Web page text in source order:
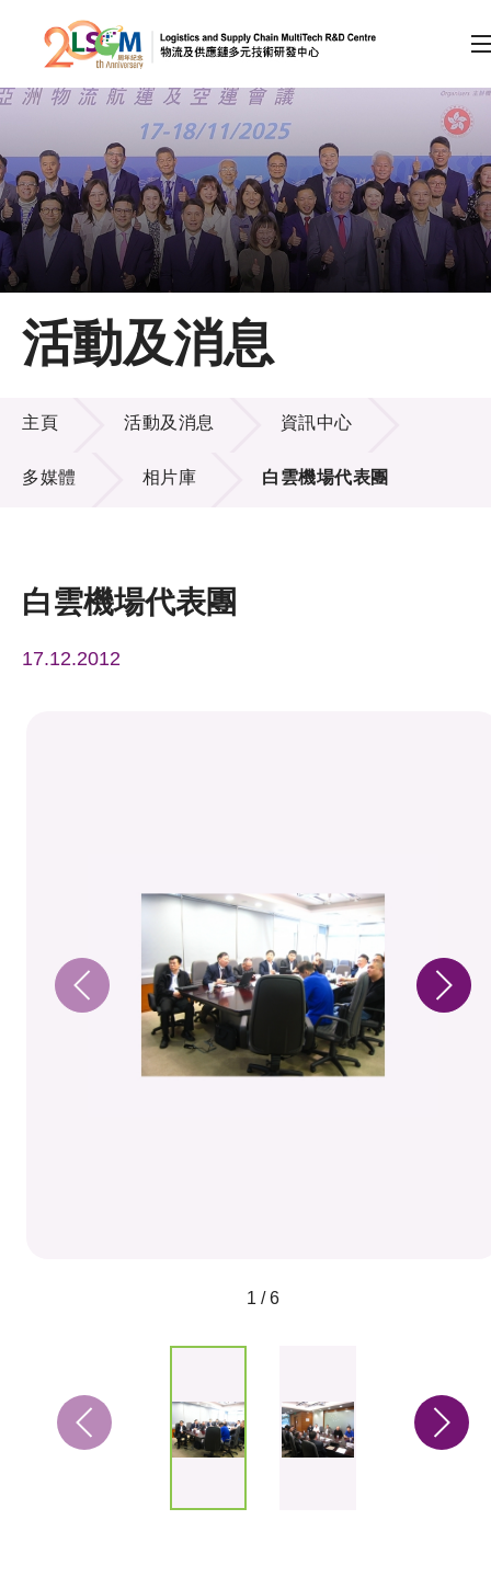
跳到內容（按回車鍵）
會員登入
A A EN 繁 简
主頁
關於LSCM
技術商品化
項目及資助計劃
活動及消息
活動及消息
活動及消息
主頁 活動及消息 資訊中心
多媒體 相片庫 白雲機場代表團
白雲機場代表團
17.12.2012
1 / 6